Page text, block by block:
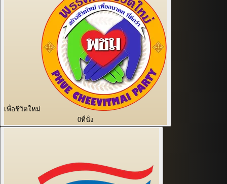
เพื่อชีวิตใหม่
0ที่นั่ง